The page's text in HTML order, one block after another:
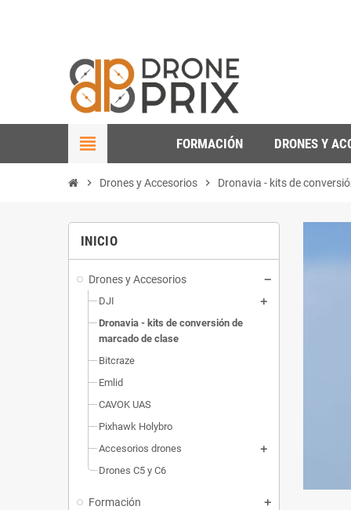
view_headline FORMACIÓN DRONES Y
chevron_right Drones y Accesorios chevron_right Dronavia - kits de
INICIO
Drones y Accesorios
DJI
Dronavia - kits de conversión de
marcado de clase
Bitcraze
Emlid
CAVOK UAS
Pixhawk Holybro
Accesorios drones
Drones C5 y C6
Formación